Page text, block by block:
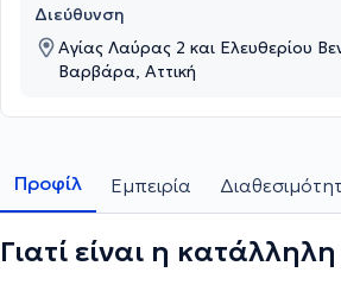
Διεύθυνση
Αγίας Λαύρας 2 και Ελευθερίου
Βαρβάρα, Αττική
Προφίλ Εμπειρία
Γιατί είναι η